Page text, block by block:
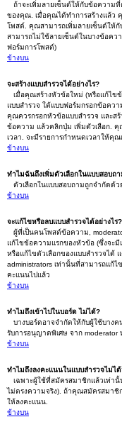
ถ้าจะเพิ่มลายเซ็นต์ให้กับข้อความ
ของคุณ. เมื่อคุณได้ทำการสร้างแล้ว
โพสต์. คุณสามารถเพิ่มลายเซ็นต์ให้
สามารถไม่ใช้ลายเซ็นต์ในบางข้อคว
ฟอร์มการโพสต์)
ข้างบน
จะสร้างแบบสำรวจได้อย่างไร?
เมื่อคุณสร้างหัวข้อใหม่ (หรือแก้ไข
แบบสำรวจ ใต้แบบฟอร์มกรอกข้อคว
คุณควรกรอกหัวข้อแบบสำรวจ และสร้
ข้อความ แล้วคลิกปุ่ม เพิ่มตัวเลือก.
เวลา. จะมีรายการกำหนดเวลาให้คุณ
ข้างบน
ทำไมฉันถึงเพิ่มตัวเลือกในแบบสอบถ
ตัวเลือกในแบบสอบถามถูกจำกัดด้
ข้างบน
จะแก้ไขหรือลบแบบสำรวจได้อย่างไร?
ผู้ที่เป็นคนโพสต์ข้อความ,
แก้ไขข้อความแรกของหัวข้อ (ซึ่งจะ
หรือแก้ไขตัวเลือกของแบบสำรวจได้
administrators เท่านั้นที่สามารถแก้ไ
คะแนนไปแล้ว
ข้างบน
ทำไมถึงเข้าไปในบอร์ด ไม่ได้?
บางบอร์ดอาจจำกัดให้กับผู้ใช้บางค
รับการอนุญาตพิเศษ จาก
ข้างบน
ทำไมถึงลงคะแนนในแบบสำรวจไม่ไ
เฉพาะผู้ใช้ที่สมัครสมาชิกแล้วเท่านั้
ไม่ตรงความจริง). ถ้าคุณสมัครสมาชิ
ให้ลงคะแนน.
ข้างบน